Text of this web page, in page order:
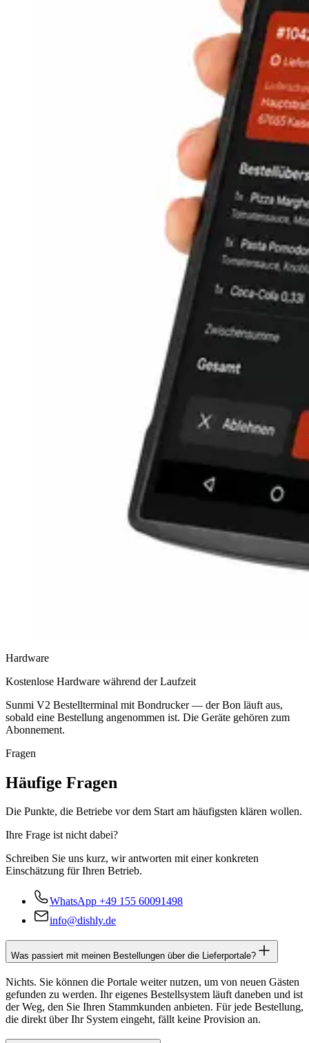
Hardware
Kostenlose Hardware während der Laufzeit
Sunmi V2 Bestellterminal mit Bondrucker — der Bon läuft aus,
sobald eine Bestellung angenommen ist. Die Geräte gehören zum
Abonnement.
Fragen
Häufige Fragen
Die Punkte, die Betriebe vor dem Start am häufigsten klären wollen.
Ihre Frage ist nicht dabei?
Schreiben Sie uns kurz, wir antworten mit einer konkreten
Einschätzung für Ihren Betrieb.
WhatsApp +49 155 60091498
info@dishly.de
Was passiert mit meinen Bestellungen über die Lieferportale?
Nichts. Sie können die Portale weiter nutzen, um von neuen Gästen
gefunden zu werden. Ihr eigenes Bestellsystem läuft daneben und ist
der Weg, den Sie Ihren Stammkunden anbieten. Für jede Bestellung,
die direkt über Ihr System eingeht, fällt keine Provision an.